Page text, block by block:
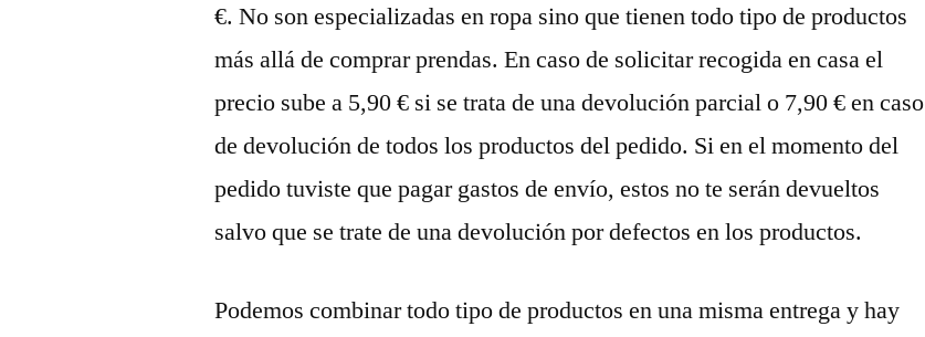
€. No son especializadas en ropa sino que tienen todo tipo de productos
más allá de comprar prendas. En caso de solicitar recogida en casa el
precio sube a 5,90 € si se trata de una devolución parcial o 7,90 € en caso
de devolución de todos los productos del pedido. Si en el momento del
pedido tuviste que pagar gastos de envío, estos no te serán devueltos
salvo que se trate de una devolución por defectos en los productos.
Podemos combinar todo tipo de productos en una misma entrega y hay